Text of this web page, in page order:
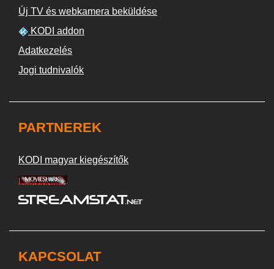
Új TV és webkamera beküldése
KODI addon
Adatkezelés
Jogi tudnivalók
PARTNEREK
KODI magyar kiegészítők
KAPCSOLAT